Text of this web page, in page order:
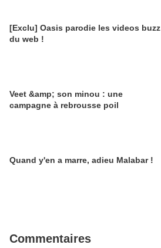
[Exclu] Oasis parodie les videos buzz
du web !
Veet &amp; son minou : une
campagne à rebrousse poil
Quand y'en a marre, adieu Malabar !
Commentaires